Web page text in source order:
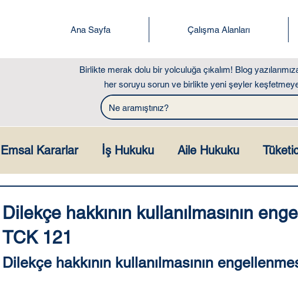
Ana Sayfa Çalışma Alanları
Birlikte merak dolu bir yolculuğa çıkalım! Blog
her soruyu sorun ve birlikte yeni şeyler
Kararlar İş Hukuku Aile Hukuku
Örnekleri
Dilekçe hakkının kullanılmasının
TCK 121
Dilekçe hakkının kullanılmasının